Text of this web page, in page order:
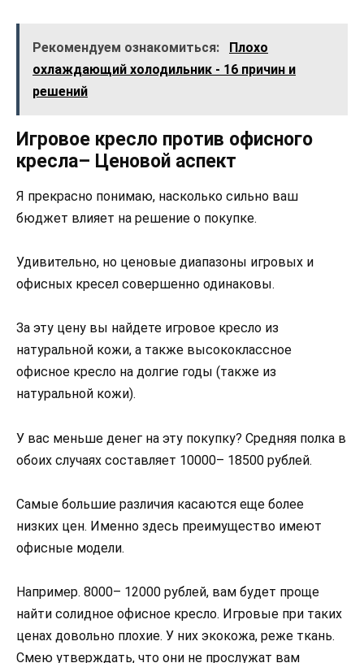
Рекомендуем ознакомиться:
Плохо
охлаждающий холодильник - 16 причин и
решений
Игровое кресло против офисного
кресла– Ценовой аспект
Я прекрасно понимаю, насколько сильно ваш
бюджет влияет на решение о покупке.
Удивительно, но ценовые диапазоны игровых и
офисных кресел совершенно одинаковы.
За эту цену вы найдете игровое кресло из
натуральной кожи, а также высококлассное
офисное кресло на долгие годы (также из
натуральной кожи).
У вас меньше денег на эту покупку? Средняя полка в
обоих случаях составляет 10000– 18500 рублей.
Самые большие различия касаются еще более
низких цен. Именно здесь преимущество имеют
офисные модели.
Например. 8000– 12000 рублей, вам будет проще
найти солидное офисное кресло. Игровые при таких
ценах довольно плохие. У них экокожа, реже ткань.
Смею утверждать, что они не прослужат вам